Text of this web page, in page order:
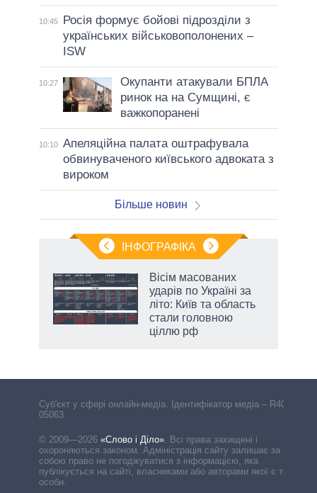
10:45
Росія формує бойові підрозділи з
українських військовополонених –
ISW
10:27
Окупанти атакували БПЛА
ринок на на Сумщині, є
важкопоранені
10:10 Апеляційна палата оштрафувала
обвинуваченого київського адвоката з
вироком
Більше новин
ІНФОГРАФІКА
Вісім масованих
ударів по Україні за
літо: Київ та область
стали головною
ціллю рф
Cуб'єкт у сфері онлайн-медіа. Ідентифікатор медіа – R40-
05063
© 2009—2026 «Слово і Діло» Всі права захищені і
охороняються законом. Адміністрація сайту залишає за
собою право не погоджуватися з інформацією, яка
публікується на сайті, власниками або авторами якої є треті
особи.